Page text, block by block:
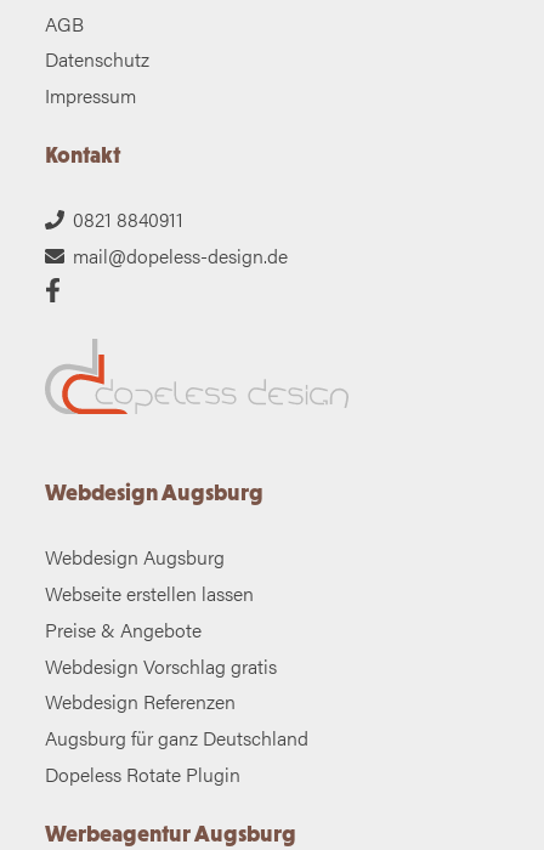
AGB
Datenschutz
Impressum
Kontakt
0821 8840911
mail@dopeless-design.de
Webdesign Augsburg
Webdesign Augsburg
Webseite erstellen lassen
Preise & Angebote
Webdesign Vorschlag gratis
Webdesign Referenzen
Augsburg für ganz Deutschland
Dopeless Rotate Plugin
Werbeagentur Augsburg